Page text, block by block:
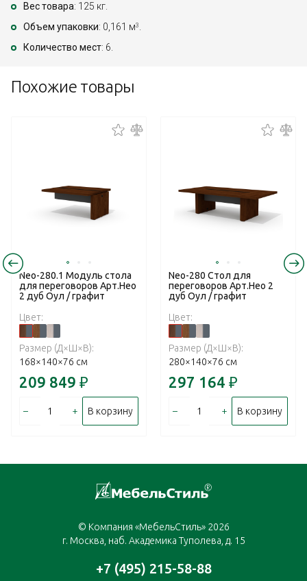
Вес товара: 125 кг.
Объем упаковки: 0,161 м3 .
Количество мест: 6.
Похожие товары
Neo-280.1 Модуль стола
для переговоров Арт.Нео
2 дуб Оул / графит
Цвет:
Размер (Д×Ш×В):
168×140×76 см
209 849 ₽
– + В корзину
Neo-280 Стол для
переговоров Арт.Нео 2
дуб Оул / графит
Цвет:
Размер (Д×Ш×В):
280×140×76 см
297 164 ₽
– + В корзину
© Компания «МебельСтиль» 2026
г. Москва, наб. Академика Туполева, д. 15
+7 (495) 215-58-88